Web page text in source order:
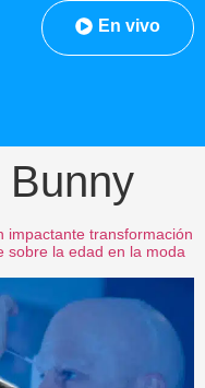
En vivo
Bunny
impactante transformación
sobre la edad en la moda